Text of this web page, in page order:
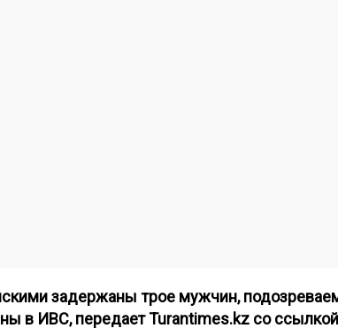
задержаны трое мужчин,
в ИВС, передаетTurantimes.kz со